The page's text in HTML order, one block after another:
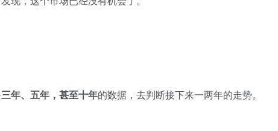
三年、五年，甚至十年的数据，去判断接下来一两年的走势。